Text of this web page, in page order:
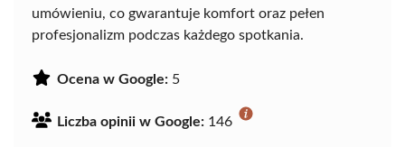
umówieniu, co gwarantuje komfort oraz pełen
profesjonalizm podczas każdego spotkania.
Ocena w Google: 5
Liczba opinii w Google: 146